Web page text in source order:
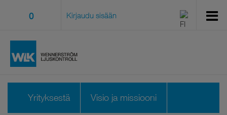
0 Kirjaudu sisään
Yrityksestä Visio ja missiooni